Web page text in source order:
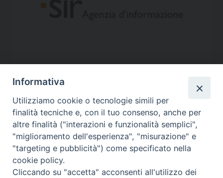
Contatti
Informativa
Utilizziamo cookie o tecnologie simili per
finalità tecniche e, con il tuo consenso, anche per
altre finalità ("interazioni e funzionalità semplici",
"miglioramento dell'esperienza", "misurazione" e
"targeting e pubblicità") come specificato nella
cookie policy.
Cliccando su "accetta" acconsenti all'utilizzo dei